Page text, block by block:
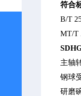
符合
B/T
MT/T
主轴
钢球
研磨